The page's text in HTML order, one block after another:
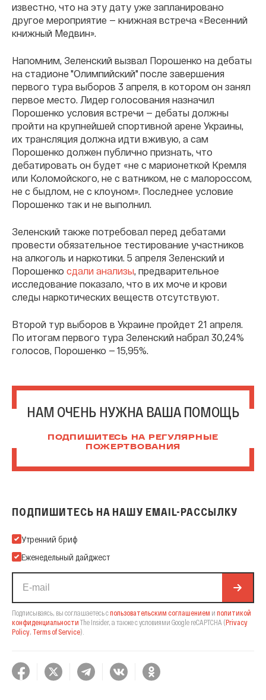
известно, что на эту дату уже запланировано
другое мероприятие — книжная встреча «Весенний
книжный Медвин».
Напомним, Зеленский вызвал Порошенко на дебаты
на стадионе "Олимпийский" после завершения
первого тура выборов 3 апреля, в котором он занял
первое место. Лидер голосования назначил
Порошенко условия встречи — дебаты должны
пройти на крупнейшей спортивной арене Украины,
их трансляция должна идти вживую, а сам
Порошенко должен публично признать, что
дебатировать он будет «не с марионеткой Кремля
или Коломойского, не с ватником, не с малороссом,
не с быдлом, не с клоуном». Последнее условие
Порошенко так и не выполнил.
Зеленский также потребовал перед дебатами
провести обязательное тестирование участников
на алкоголь и наркотики. 5 апреля Зеленский и
Порошенко сдали анализы, предварительное
исследование показало, что в их моче и крови
следы наркотических веществ отсутствуют.
Второй тур выборов в Украине пройдет 21 апреля.
По итогам первого тура Зеленский набрал 30,24%
голосов, Порошенко — 15,95%.
НАМ ОЧЕНЬ НУЖНА ВАША ПОМОЩЬ
ПОДПИШИТЕСЬ НА РЕГУЛЯРНЫЕ
ПОЖЕРТВОВАНИЯ
ПОДПИШИТЕСЬ НА НАШУ EMAIL-РАССЫЛКУ
Подпишитесь на нашу Email-рассылку
Утренний бриф
Еженедельный дайджест
Подписываясь, вы соглашаетесь спользовательским соглашением и политикой
конфиденциальности The Insider, а также с условиями Google reCAPTCHA (Privacy
Policy, Terms of Service).